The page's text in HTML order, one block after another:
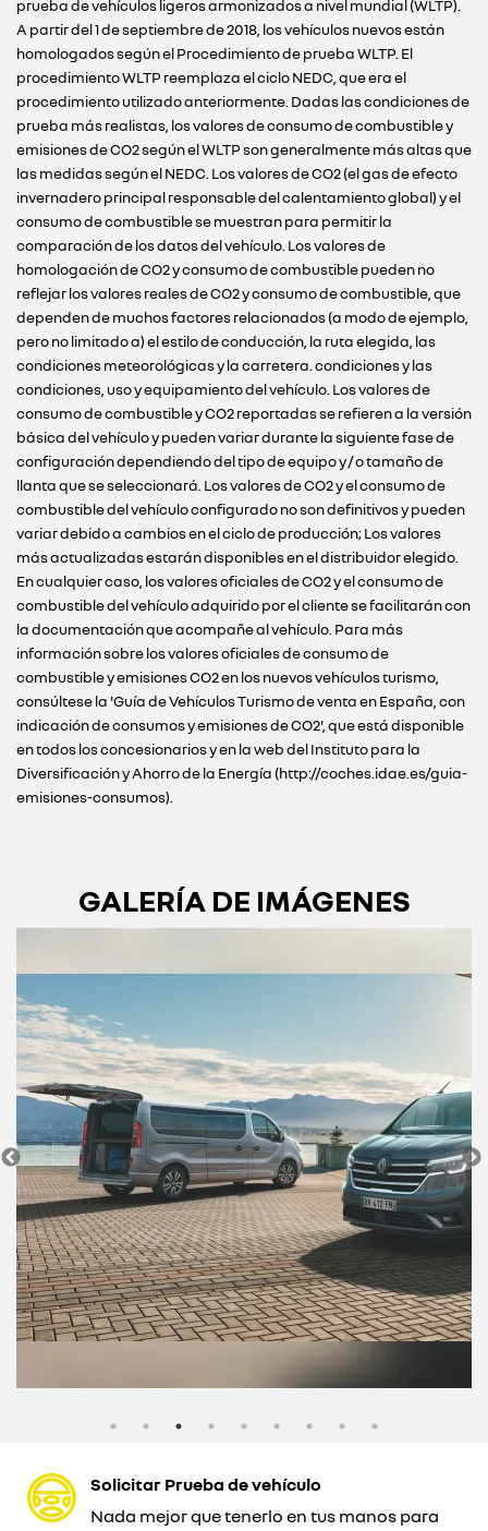
prueba de vehículos ligeros armonizados a nivel mundial (WLTP).
A partir del 1 de septiembre de 2018, los vehículos nuevos están
homologados según el Procedimiento de prueba WLTP. El
procedimiento WLTP reemplaza el ciclo NEDC, que era el
procedimiento utilizado anteriormente. Dadas las condiciones de
prueba más realistas, los valores de consumo de combustible y
emisiones de CO2 según el WLTP son generalmente más altas que
las medidas según el NEDC. Los valores de CO2 (el gas de efecto
invernadero principal responsable del calentamiento global) y el
consumo de combustible se muestran para permitir la
comparación de los datos del vehículo. Los valores de
homologación de CO2 y consumo de combustible pueden no
reflejar los valores reales de CO2 y consumo de combustible, que
dependen de muchos factores relacionados (a modo de ejemplo,
pero no limitado a) el estilo de conducción, la ruta elegida, las
condiciones meteorológicas y la carretera. condiciones y las
condiciones, uso y equipamiento del vehículo. Los valores de
consumo de combustible y CO2 reportadas se refieren a la versión
básica del vehículo y pueden variar durante la siguiente fase de
configuración dependiendo del tipo de equipo y / o tamaño de
llanta que se seleccionará. Los valores de CO2 y el consumo de
combustible del vehículo configurado no son definitivos y pueden
variar debido a cambios en el ciclo de producción; Los valores
más actualizadas estarán disponibles en el distribuidor elegido.
En cualquier caso, los valores oficiales de CO2 y el consumo de
combustible del vehículo adquirido por el cliente se facilitarán con
la documentación que acompañe al vehículo. Para más
información sobre los valores oficiales de consumo de
combustible y emisiones CO2 en los nuevos vehículos turismo,
consúltese la 'Guía de Vehículos Turismo de venta en España, con
indicación de consumos y emisiones de CO2', que está disponible
en todos los concesionarios y en la web del Instituto para la
Diversificación y Ahorro de la Energía (http://coches.idae.es/guia-
emisiones-consumos).
GALERÍA DE IMÁGENES
Solicitar Prueba de vehículo
Nada mejor que tenerlo en tus manos para